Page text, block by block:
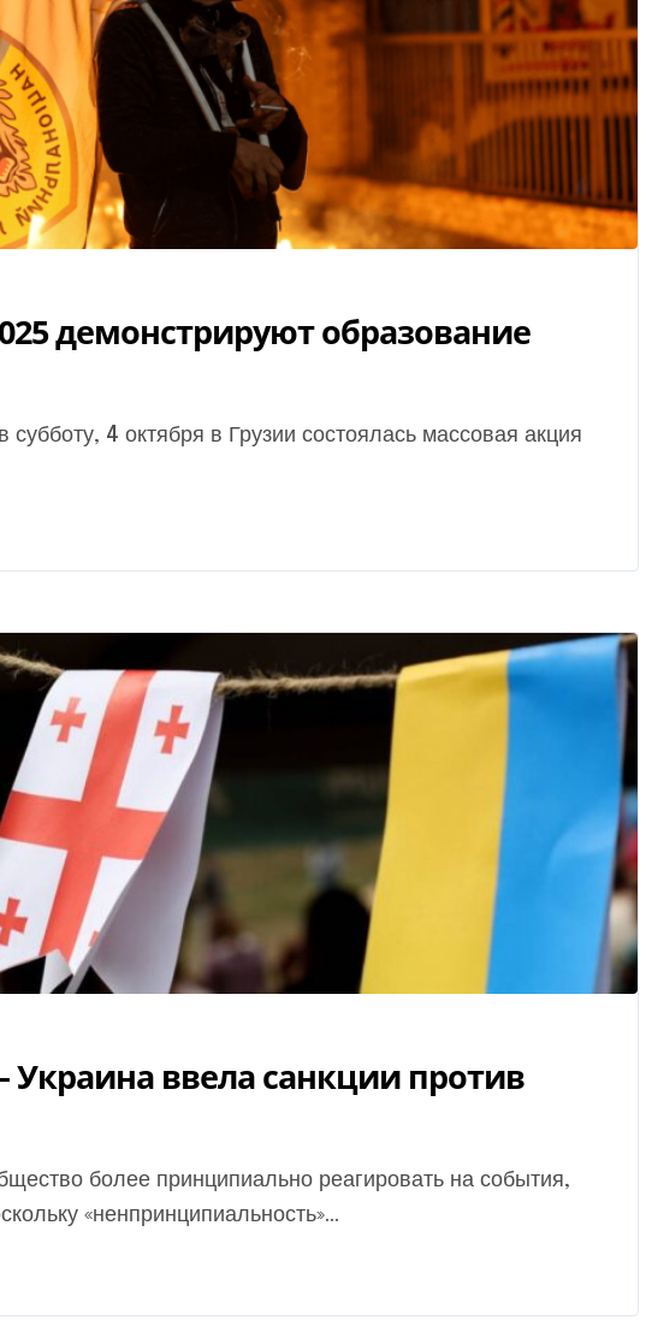
демонстрируют образование
ввела санкции против
«ненпринципиальность»...